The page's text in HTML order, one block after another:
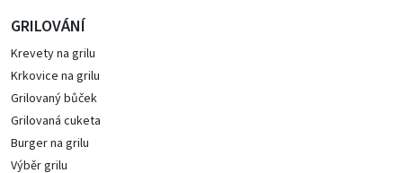
GRILOVÁNÍ
Krevety na grilu
Krkovice na grilu
Grilovaný bůček
Grilovaná cuketa
Burger na grilu
Výběr grilu